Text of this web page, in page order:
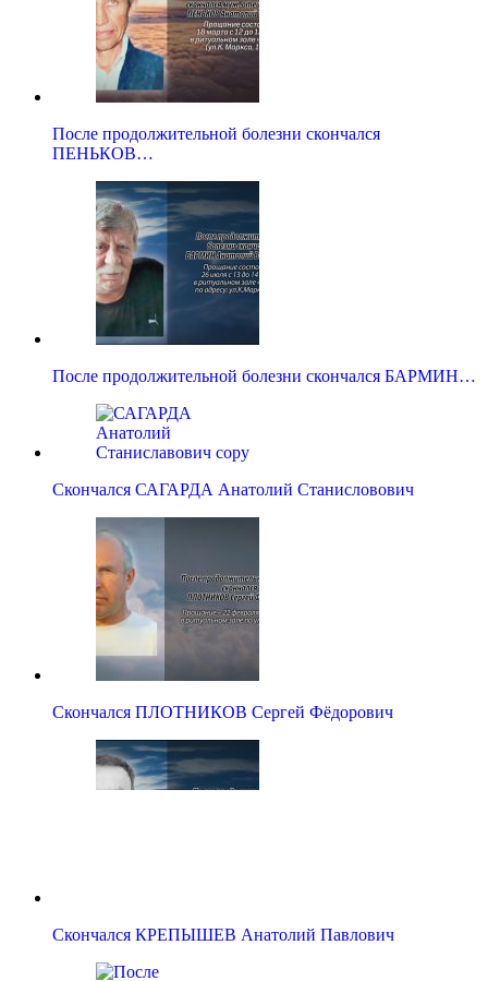
После продолжительной болезни скончался
ПЕНЬКОВ…
После продолжительной болезни скончался БАРМИН…
Cкончался САГАРДА Анатолий Станисловович
Скончался ПЛОТНИКОВ Сергей Фёдорович
Скончался КРЕПЫШЕВ Анатолий Павлович